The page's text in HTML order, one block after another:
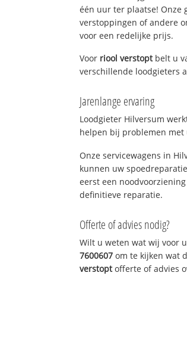
één uur ter plaatse! Onze
verstoppingen of andere
voor een redelijke prijs.
Voor riool verstoptbelt u
verschillende loodgieters
Jarenlange ervaring
Loodgieter Hilversum
helpen bij problemen met
Onze servicewagens in
kunnen uw
eerst een
definitieve reparatie.
Offerte of advies nodig?
Wilt u weten wat wij voor
7600607 om te kijken wat
verstoptofferte of advies